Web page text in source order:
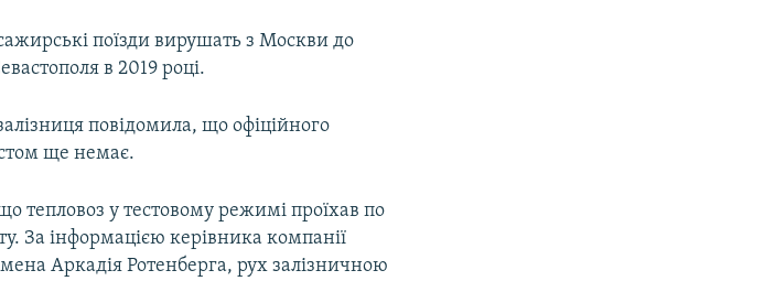
поїзди вирушать з Москви до
в 2019 році.
повідомила, що офіційного
ще немає.
тепловоз у тестовому режимі проїхав по
За інформацією керівника компанії
Аркадія Ротенберга, рух залізничною